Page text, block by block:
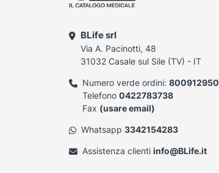
BLife srl
Via A. Pacinotti, 48
31032 Casale sul Sile (TV) - IT
Numero verde ordini: 800912950
Telefono 0422783738
Fax (usare email)
Whatsapp 3342154283
Assistenza clienti info@BLife.it